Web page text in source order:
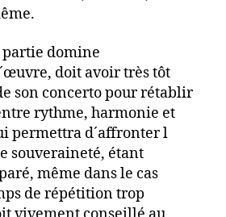
partie domine
doit avoir très tôt
son concerto pour rétablir
rythme, harmonie et
permettra d´affronter l
souveraineté, étant
même dans le cas
de répétition trop